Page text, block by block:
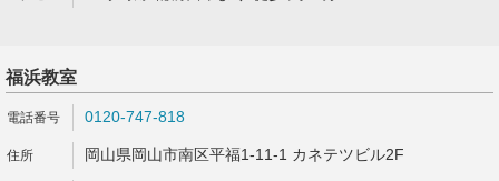
福浜教室
0120-747-818
岡山県岡山市南区平福1-11-1 カネテツビル2F